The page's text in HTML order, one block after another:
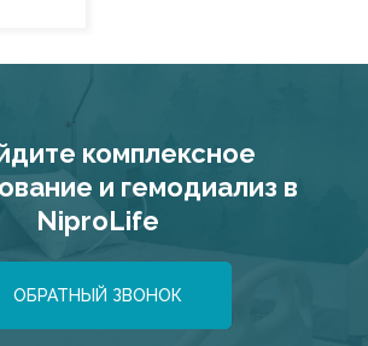
комплексное
и гемодиализ в
NiproLife
ОБРАТНЫЙ ЗВОНОК